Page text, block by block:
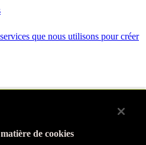
que nous utilisons pour créer
intégrée à la suite complète de
de cookies